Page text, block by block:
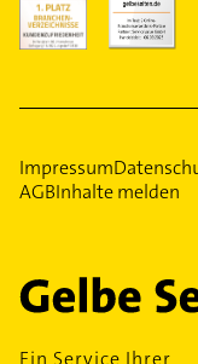
Impressum
AGBInhalte melden
Ein Service Ihrer